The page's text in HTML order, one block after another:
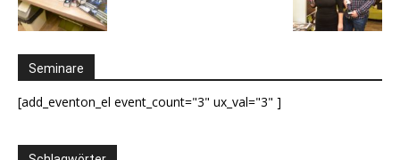
Seminare
[add_eventon_el event_count="3" ux_val="3" ]